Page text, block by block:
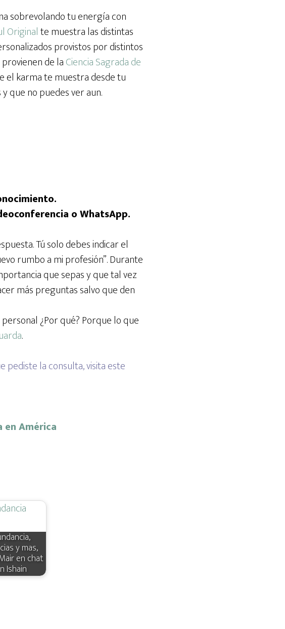
sobrevolando tu energía con
Originalte muestra las distintas
provistos por distintos
de laCiencia Sagrada de
el karma te muestra desde tu
que no puedes ver aun.
o WhatsApp.
Tú solo debes indicar el
rumbo a mi profesión”. Durante
que sepas y que tal vez
más preguntas salvo que den
¿Por qué? Porque lo que
.
pediste la consulta, visita este
y mas,
en chat
Ishain